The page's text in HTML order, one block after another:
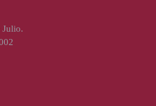
Julio.